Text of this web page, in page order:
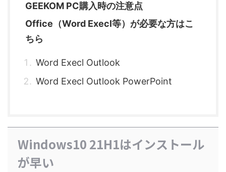
GEEKOM PC購入時の注意点
Office（Word Execl等）が必要な方はこ
ちら
Word Execl Outlook
Word Execl Outlook PowerPoint
Windows10 21H1はインストール
が早い